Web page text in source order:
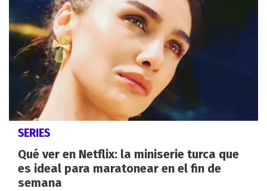
SERIES
Qué ver en Netflix: la miniserie turca que
es ideal para maratonear en el fin de
semana